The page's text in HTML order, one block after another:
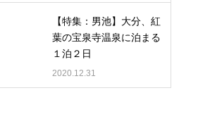
【特集：男池】大分、紅
葉の宝泉寺温泉に泊まる
１泊２日
2020.12.31